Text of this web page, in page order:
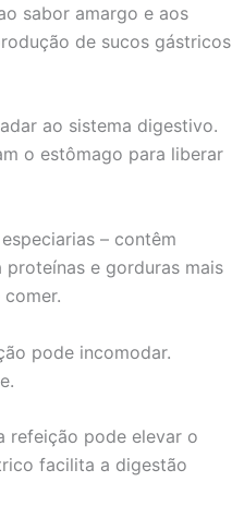
sabor amargo e aos
de sucos gástricos
ao sistema digestivo.
o estômago para liberar
– contêm
e gorduras mais
pode incomodar.
refeição pode elevar o
facilita a digestão